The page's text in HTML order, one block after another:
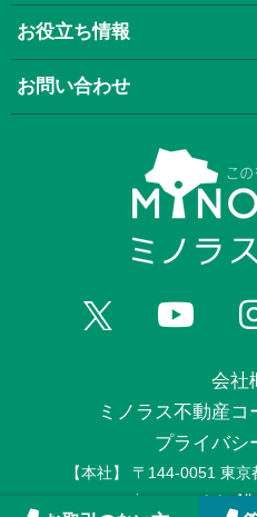
お役立ち情報
お問い合わせ
会社
ミノラス不動産コ
プライバシ
【本社】 〒144-0051 東
minorasuestate